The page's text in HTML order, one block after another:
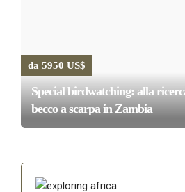
da 5950 US$
Special birdwatching: alla
becco a scarpa in Zambia